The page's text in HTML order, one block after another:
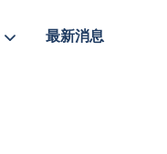
最新消息